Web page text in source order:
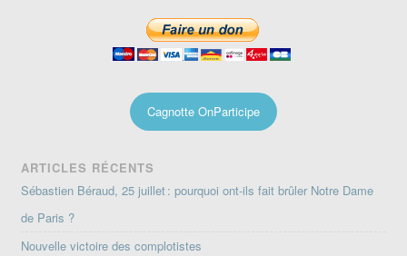
Cagnotte OnParticipe
ARTICLES RÉCENTS
Sébastien Béraud, 25 juillet : pourquoi ont-ils fait brûler Notre Dame
de Paris ?
Nouvelle victoire des complotistes